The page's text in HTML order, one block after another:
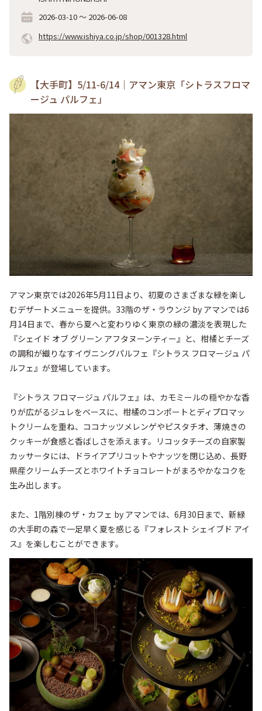
2026-03-10～ 2026-06-08
https://www.ishiya.co.jp/shop/001328.html
【大手町】5/11-6/14｜アマン東京「シトラスフロマ
ージュ パルフェ」
アマン東京では2026年5月11日より、初夏のさまざまな緑を楽し
むデザートメニューを提供。33階のザ・ラウンジ by アマンでは6
月14日まで、春から夏へと変わりゆく東京の緑の濃淡を表現した
『シェイド オブ グリーン アフタヌーンティー』と、柑橘とチーズ
の調和が織りなすイヴニングパルフェ『シトラス フロマージュ パ
ルフェ』が登場しています。
『シトラス フロマージュ パルフェ』は、カモミールの穏やかな香
りが広がるジュレをベースに、柑橘のコンポートとディプロマッ
トクリームを重ね、ココナッツメレンゲやピスタチオ、薄焼きの
クッキーが食感と香ばしさを添えます。リコッタチーズの自家製
カッサータには、ドライアプリコットやナッツを閉じ込め、長野
県産クリームチーズとホワイトチョコレートがまろやかなコクを
生み出します。
また、1階別棟のザ・カフェ by アマンでは、6月30日まで、新緑
の大手町の森で一足早く夏を感じる『フォレスト シェイブド アイ
ス』を楽しむことができます。